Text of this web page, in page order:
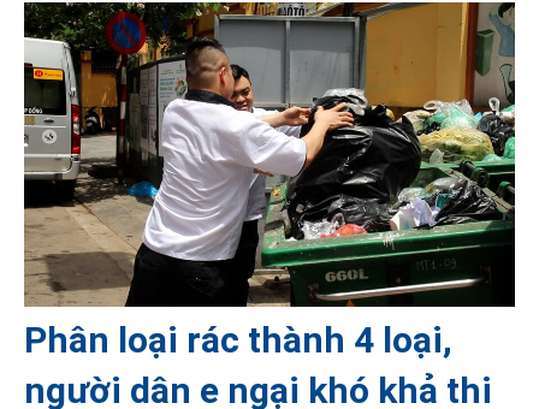
Phân loại rác thành 4 loại,
người dân e ngại khó khả thi